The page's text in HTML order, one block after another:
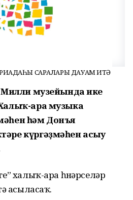
САРАЛАРЫ ДАУАМ ИТӘ
Милли музейында ике
ара музыка
һәм Донъя
күргәҙмәһен асыу
халыҡ-ара һөнәрселәр
асыласаҡ.